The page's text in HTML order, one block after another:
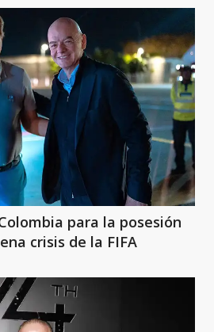
para la posesión
crisis de la FIFA